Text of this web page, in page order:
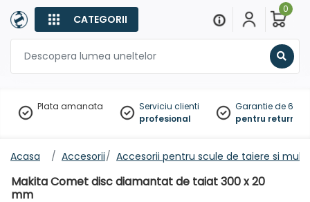
CATEGORII
0
Plata amanata
Serviciu clienti
profesional
Garantie de 60
pentru
Acasa Accesorii Accesorii pentru scule de taiere si
Makita Comet disc diamantat de taiat 300 x 20
mm